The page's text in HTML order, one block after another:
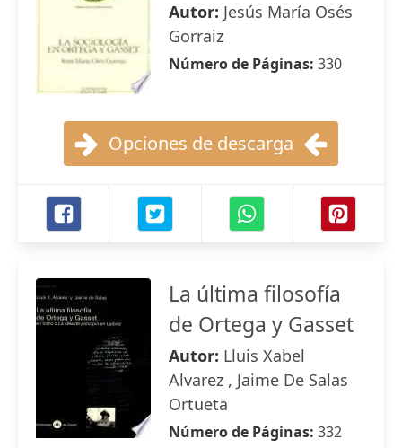
Autor: Jesús María Osés
Gorraiz
Número de Páginas: 330
Opciones de descarga
La última filosofía
de Ortega y Gasset
Autor: Lluis Xabel
Alvarez , Jaime De Salas
Ortueta
Número de Páginas: 332